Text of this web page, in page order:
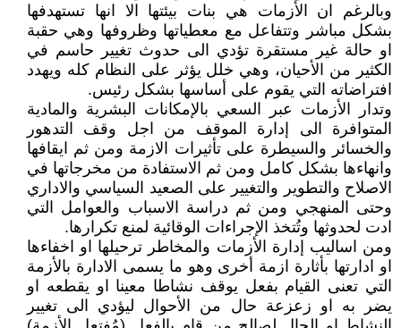
وبالرغم ان الأزمات هي بنات بيئتها الا انها تستهدفها
بشكل مباشر وتتفاعل مع معطياتها وظروفها وهي حقبة
او حالة غير مستقرة تؤدي الى حدوث تغيير حاسم في
الكثير من الأحيان، وهي خلل يؤثر على النظام كله ويهدد
افتراضاته التي يقوم على أساسها بشكل رئيس.
وتدار الأزمات عبر السعي بالإمكانات البشرية والمادية
المتوافرة الى إدارة الموقف من اجل وقف التدهور
والخسائر والسيطرة على تأثيرات الازمة ومن ثم ايقافها
وانهاءها بشكل كامل ومن ثم الاستفادة من مخرجاتها في
الاصلاح والتطوير والتغيير على الصعيد السياسي والاداري
وحتى المنهجي ومن ثم دراسة الاسباب والعوامل التي
ادت لحدوثها وتُتخذ الإجراءات الوقائية لمنع تكرارها.
ومن اساليب إدارة الأزمات والمخاطر ترحيلها او اخفاءها
او ادارتها بأثارة ازمة أخرى وهو ما يسمى الادارة بالأزمة
التي تعنى القيام بفعل يوقف نشاطا معينا او يقطعه او
يضر به او زعزعة حال من الأحوال ليؤدي الى تغيير